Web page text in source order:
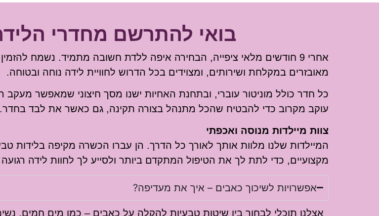
בואי להתרשם מחדרי
אחרי 9 חודשים מלאי ציפייה, הבחירה איפה ללדת חשובה מתמיד. נשמח
מאובזרים במקלחת ושירותים, ומצוידים בכל הדרוש לחוויית לידה נוחה ובטוחה.
כל חדר כולל מוניטור עוברי, ובתחנת האחיות ישנו מסך חיצוני שמאפשר
עוקב מקרוב כדי להבטיח שהכל מתנהל בצורה תקינה, גם כאשר את לבד בחדר.
צוות מיילדות מנוסה ואכפתי
המיילדות שלנו מלוות אותך לאורך כל הדרך. הן עברו הכשרה מקיפה בלידות
מקצועיים, כדי לתת לך את הטיפול המתקדם ביותר ולסייע לך לחוות לידה
אפשרויות לשיכוך כאבים – איך את מעדיפה?
אצלנו תוכלי לבחור בין שיטות טבעיות להקלה על כאבים – כמו מים חמים,